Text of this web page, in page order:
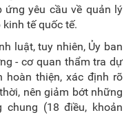
ứng yêu cầu về quản lý
tế quốc tế.
luật, tuy nhiên, Ủy ban
- cơ quan thẩm tra dự
hoàn thiện, xác định rõ
nên giảm bớt những
chung (18 điều, khoản